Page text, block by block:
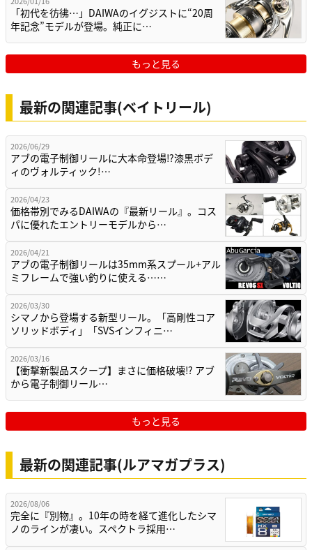
「初代を彷彿…」DAIWAのイグジストに“20周
年記念”モデルが登場。純正に…
もっと見る
最新の関連記事(ベイトリール)
2026/06/29
アブの電子制御リールに大本命登場⁉漆黒ボデ
ィのヴォルティック!…
2026/04/23
価格帯別でみるDAIWAの『最新リール』。コス
パに優れたエントリーモデルから…
2026/04/21
アブの電子制御リールは35mm系スプール+アル
ミフレームで強い釣りに使える……
2026/03/30
シマノから登場する新型リール。「高剛性コア
ソリッドボディ」「SVSインフィニ…
2026/03/16
【衝撃新製品スクープ】まさに価格破壊⁉ アブ
から電子制御リール…
もっと見る
最新の関連記事(ルアマガプラス)
2026/08/06
完全に『別物』。10年の時を経て進化したシマ
ノのラインが凄い。スペクトラ採用…